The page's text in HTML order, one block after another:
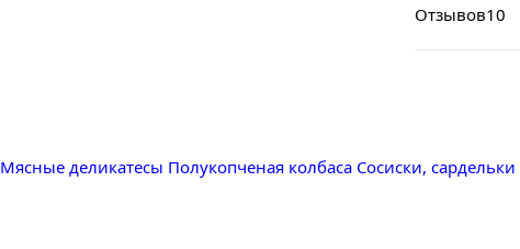
Отзывов10
Мясные деликатесы Полукопченая колбаса Сосиски, сардельки